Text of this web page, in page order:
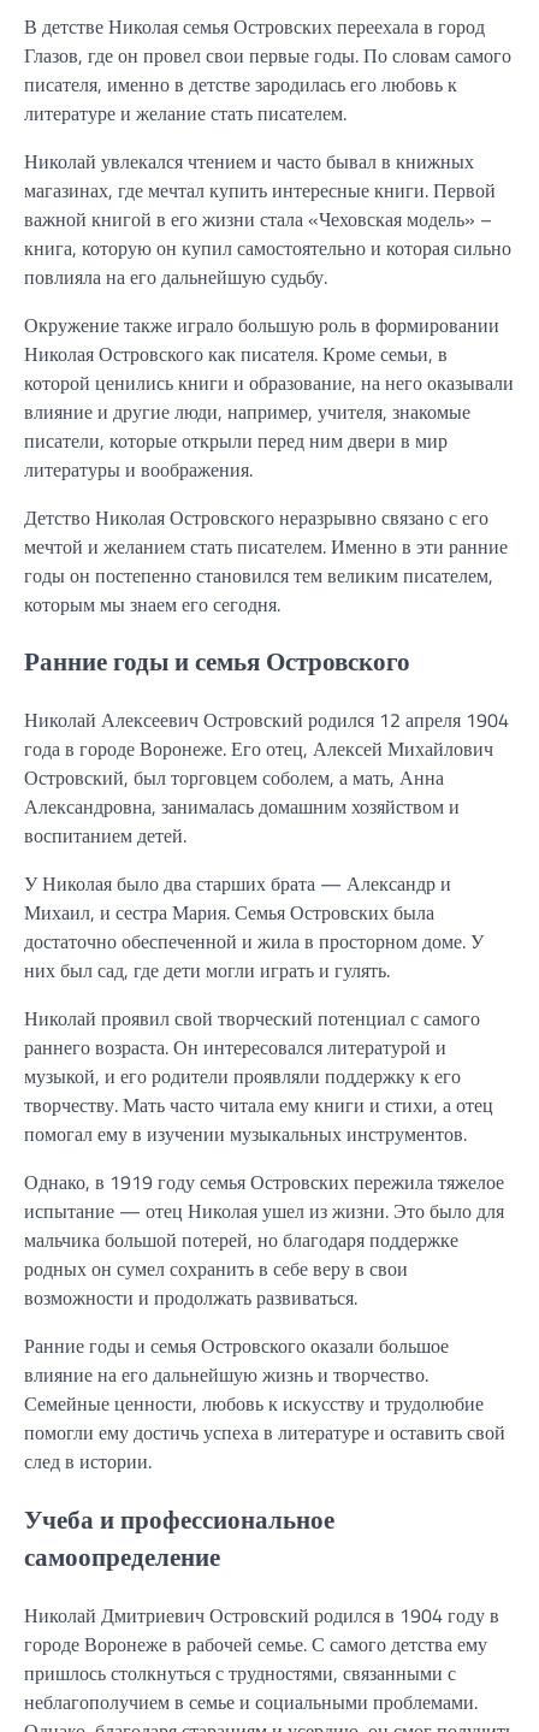
В детстве Николая семья Островских переехала в город
Глазов, где он провел свои первые годы. По словам самого
писателя, именно в детстве зародилась его любовь к
литературе и желание стать писателем.
Николай увлекался чтением и часто бывал в книжных
магазинах, где мечтал купить интересные книги. Первой
важной книгой в его жизни стала «Чеховская модель» –
книга, которую он купил самостоятельно и которая сильно
повлияла на его дальнейшую судьбу.
Окружение также играло большую роль в формировании
Николая Островского как писателя. Кроме семьи, в
которой ценились книги и образование, на него оказывали
влияние и другие люди, например, учителя, знакомые
писатели, которые открыли перед ним двери в мир
литературы и воображения.
Детство Николая Островского неразрывно связано с его
мечтой и желанием стать писателем. Именно в эти ранние
годы он постепенно становился тем великим писателем,
которым мы знаем его сегодня.
Ранние годы и семья Островского
Николай Алексеевич Островский родился 12 апреля 1904
года в городе Воронеже. Его отец, Алексей Михайлович
Островский, был торговцем соболем, а мать, Анна
Александровна, занималась домашним хозяйством и
воспитанием детей.
У Николая было два старших брата — Александр и
Михаил, и сестра Мария. Семья Островских была
достаточно обеспеченной и жила в просторном доме. У
них был сад, где дети могли играть и гулять.
Николай проявил свой творческий потенциал с самого
раннего возраста. Он интересовался литературой и
музыкой, и его родители проявляли поддержку к его
творчеству. Мать часто читала ему книги и стихи, а отец
помогал ему в изучении музыкальных инструментов.
Однако, в 1919 году семья Островских пережила тяжелое
испытание — отец Николая ушел из жизни. Это было для
мальчика большой потерей, но благодаря поддержке
родных он сумел сохранить в себе веру в свои
возможности и продолжать развиваться.
Ранние годы и семья Островского оказали большое
влияние на его дальнейшую жизнь и творчество.
Семейные ценности, любовь к искусству и трудолюбие
помогли ему достичь успеха в литературе и оставить свой
след в истории.
Учеба и профессиональное
самоопределение
Николай Дмитриевич Островский родился в 1904 году в
городе Воронеже в рабочей семье. С самого детства ему
пришлось столкнуться с трудностями, связанными с
неблагополучием в семье и социальными проблемами.